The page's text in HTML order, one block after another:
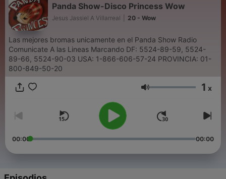
Panda Show-Disco Princess Wow
Jesus Jassiel A Villarreal 20 - Wow
Las mejores bromas unicamente en el Panda Show Radio
Comunicate A las Lineas Marcando DF: 5524-89-59, 5524-
89-66, 5524-90-03 USA: 1-866-606-57-24 PROVINCIA: 01-
800-849-50-20
Volumen 1 x
00:00 00:00